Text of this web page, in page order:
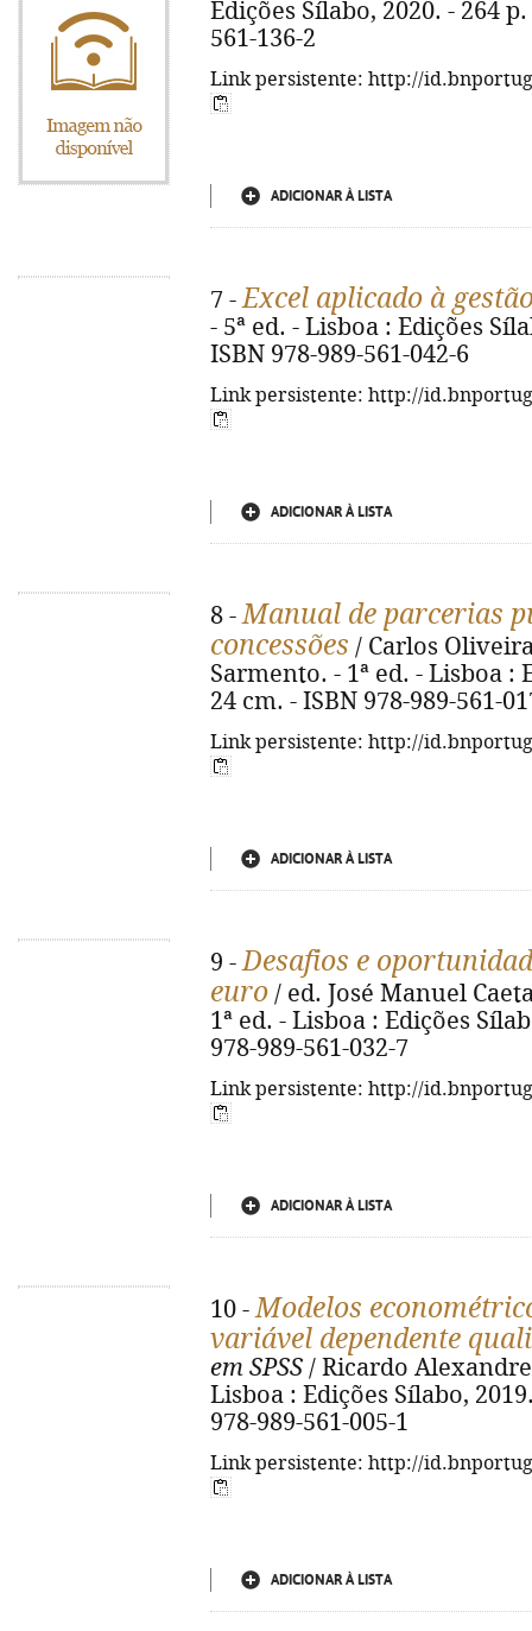
Edições Sílabo, 2020. - 264
561-136-2
Link persistente: http://
ADICIONAR À LISTA
7 -Excel aplicado à
- 5ª ed. - Lisboa : Edições
ISBN 978-989-561-042-6
Link persistente: http://
ADICIONAR À LISTA
8 -Manual de parcerias
concessões / Carlos
Sarmento. - 1ª ed. - Lisboa :
24 cm. - ISBN 978-989-561-
Link persistente: http://
ADICIONAR À LISTA
9 -Desafios e
euro / ed. José Manuel
1ª ed. - Lisboa : Edições
978-989-561-032-7
Link persistente: http://
ADICIONAR À LISTA
10 -Modelos
variável dependente
em SPSS / Ricardo Alexandre
Lisboa : Edições Sílabo,
978-989-561-005-1
Link persistente: http://
ADICIONAR À LISTA